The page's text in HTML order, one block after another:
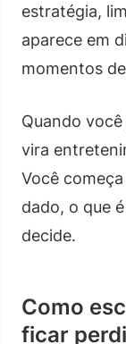
estratégia,
aparece em
momentos
Quando
vira
Você
dado, o que
decide.
Como
ficar